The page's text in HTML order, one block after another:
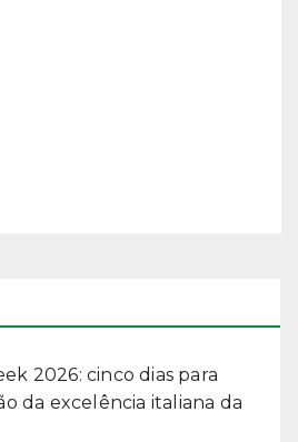
2026: cinco dias para
da excelência italiana da